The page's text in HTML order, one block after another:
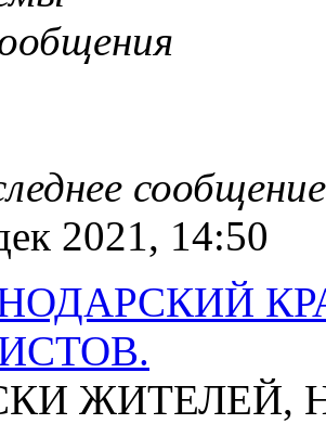
сообщение
2021, 14:50
ЖИТЕЛЕЙ,